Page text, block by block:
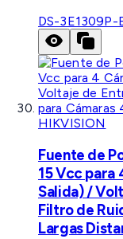
DS-3E1309P-
HIKVISION
Fuente de
15 Vcc para
Salida) /
Filtro de
Largas